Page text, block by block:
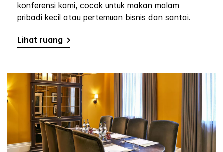
konferensi kami, cocok untuk makan malam
pribadi kecil atau pertemuan bisnis dan santai.
Lihat ruang